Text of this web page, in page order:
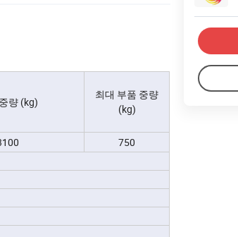
량 (kg)
최대 부품 중량
(kg)
750